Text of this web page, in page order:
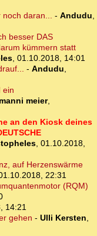
noch daran... - Andudu,
besser DAS
kümmern statt
, 01.10.2018, 14:01
- Andudu,
ein
manni meier,
an den Kiosk deines
, 01.10.2018,
auf Herzenswärme
22:31
(RQM)
14:21
gehen - Ulli Kersten,